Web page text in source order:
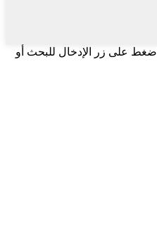
اضغط على زر الإدخال للبحث أو